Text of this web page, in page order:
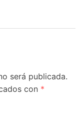
será publicada.
con *